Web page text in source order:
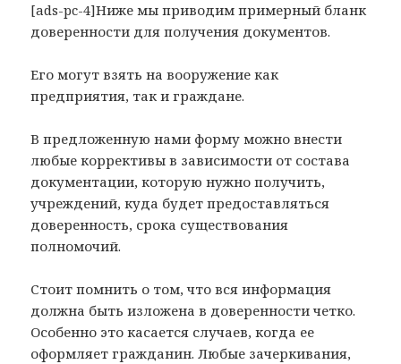
[ads-pc-4]Ниже мы приводим примерный бланк
доверенности для получения документов.
Его могут взять на вооружение как
предприятия, так и граждане.
В предложенную нами форму можно внести
любые коррективы в зависимости от состава
документации, которую нужно получить,
учреждений, куда будет предоставляться
доверенность, срока существования
полномочий.
Стоит помнить о том, что вся информация
должна быть изложена в доверенности четко.
Особенно это касается случаев, когда ее
оформляет гражданин. Любые зачеркивания,